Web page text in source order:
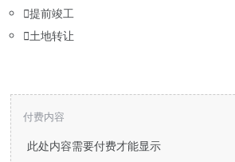
提前竣工
土地转让
此处内容需要付费才能显示
付费内容